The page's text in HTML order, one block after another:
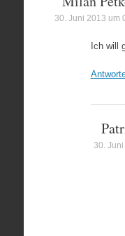
30. Juni 2013 um
Ich will
30. Juni